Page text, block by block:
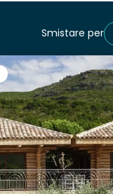
Smistare per